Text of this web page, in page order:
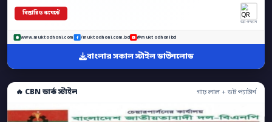
বিস্তারিত কমেন্টে
অ্যাপ স্ক্যান
www.muktodhoni.com /muktodhoni.com.bd @muktodhonibd
বাংলার সকাল স্টাইল ডাউনলোড
🔥 CBN ডার্ক স্টাইল গাঢ় লাল + ডট প্যাটার্ন